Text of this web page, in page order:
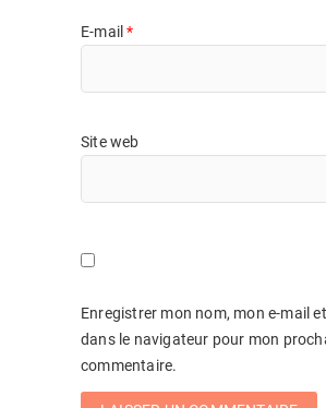
E-mail*
Site web
Enregistrer mon nom, mon e-mail
dans le navigateur pour mon
commentaire.